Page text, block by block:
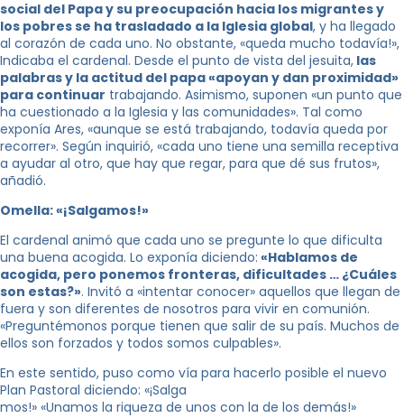
social del Papa y su preocupación hacia los migrantes y
los pobres se ha trasladado a la Iglesia global, y ha llegado
al corazón de cada uno. No obstante, «queda mucho todavía!»,
Indicaba el cardenal. Desde el punto de vista del jesuita, las
palabras y la actitud del papa «apoyan y dan proximidad»
para continuar trabajando. Asimismo, suponen «un punto que
ha cuestionado a la Iglesia y las comunidades». Tal como
exponía Ares, «aunque se está trabajando, todavía queda por
recorrer». Según inquirió, «cada uno tiene una semilla receptiva
a ayudar al otro, que hay que regar, para que dé sus frutos»,
añadió.
Omella: «¡Salgamos!»
El cardenal animó que cada uno se pregunte lo que dificulta
una buena acogida. Lo exponía diciendo: «Hablamos de
acogida, pero ponemos fronteras, dificultades … ¿Cuáles
son estas?». Invitó a «intentar conocer» aquellos que llegan de
fuera y son diferentes de nosotros para vivir en comunión.
«Preguntémonos porque tienen que salir de su país. Muchos de
ellos son forzados y todos somos culpables».
En este sentido, puso como vía para hacerlo posible el nuevo
Plan Pastoral diciendo: «¡Salga
mos!» «Unamos la riqueza de unos con la de los demás!»